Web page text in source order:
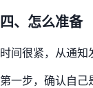
四、怎么准备
时间很紧，从通知
第一步，确认自